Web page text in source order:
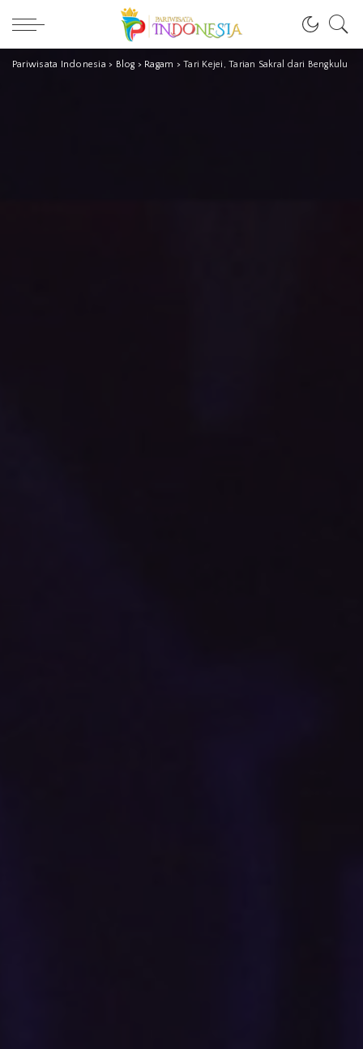
Pariwisata Indonesia > Blog > Ragam >Tari Kejei, Tarian Sakral dari Bengkulu